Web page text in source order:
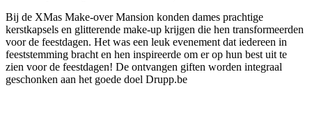
Bij de XMas Make-over Mansion konden dames prachtige
kerstkapsels en glitterende make-up krijgen die hen transformeerden
voor de feestdagen. Het was een leuk evenement dat iedereen in
feeststemming bracht en hen inspireerde om er op hun best uit te
zien voor de feestdagen! De ontvangen giften worden integraal
geschonken aan het goede doel Drupp.be